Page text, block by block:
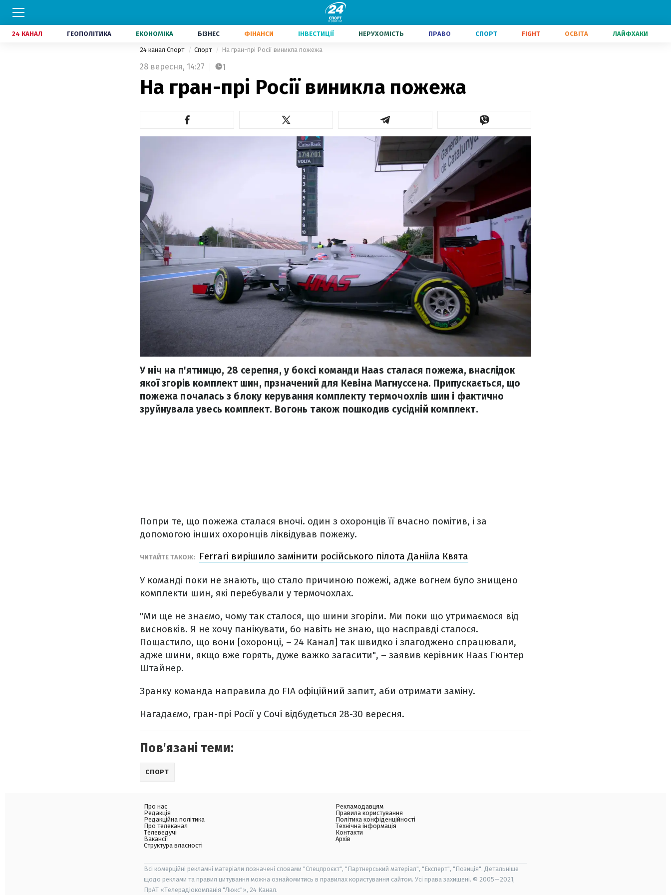
24 КАНАЛ ГЕОПОЛІТИКА ЕКОНОМІКА БІЗНЕС ФІНАНСИ ІНВЕСТИЦІЇ НЕРУХОМІСТЬ ПРАВО СПОРТ FIGHT ОСВІТА ЛАЙФХАКИ
24 канал Спорт Спорт На гран-прі Росії виникла пожежа
28 вересня, 14:27 1
На гран-прі Росії виникла пожежа
У ніч на п'ятницю, 28 серепня, у боксі команди Haas сталася пожежа, внаслідок
якої згорів комплект шин, прзначений для Кевіна Магнуссена. Припускається, що
пожежа почалась з блоку керування комплекту термочохлів шин і фактично
зруйнувала увесь комплект. Вогонь також пошкодив сусідній комплект.
Попри те, що пожежа сталася вночі. один з охоронців її вчасно помітив, і за
допомогою інших охоронців ліквідував пожежу.
ЧИТАЙТЕ ТАКОЖ: Ferrari вирішило замінити російського пілота Данііла Квята
У команді поки не знають, що стало причиною пожежі, адже вогнем було знищено
комплекти шин, які перебували у термочохлах.
"Ми ще не знаємо, чому так сталося, що шини згоріли. Ми поки що утримаємося від
висновків. Я не хочу панікувати, бо навіть не знаю, що насправді сталося.
Пощастило, що вони [охоронці, – 24 Канал] так швидко і злагоджено спрацювали,
адже шини, якщо вже горять, дуже важко загасити", – заявив керівник Haas Гюнтер
Штайнер.
Зранку команда направила до FIA офіційний запит, аби отримати заміну.
Нагадаємо, гран-прі Росії у Сочі відбудеться 28-30 вересня.
Пов'язані теми:
СПОРТ
Про нас
Редакція
Редакційна політика
Про телеканал
Телеведучі
Вакансії
Структура власності
Рекламодавцям
Правила користування
Політика конфіденційності
Технічна інформація
Контакти
Архів
Всі комерційні рекламні матеріали позначені словами "Спецпроєкт", "Партнерський матеріал", "Експерт", "Позиція". Детальніше
щодо реклами та правил цитування можна ознайомитись в правилах користування сайтом. Усі права захищені. © 2005—2021,
ПрАТ «Телерадіокомпанія "Люкс"», 24 Канал.